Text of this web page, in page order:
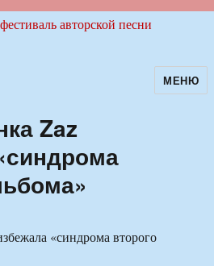
авторскойМЕНЮ
Zaz